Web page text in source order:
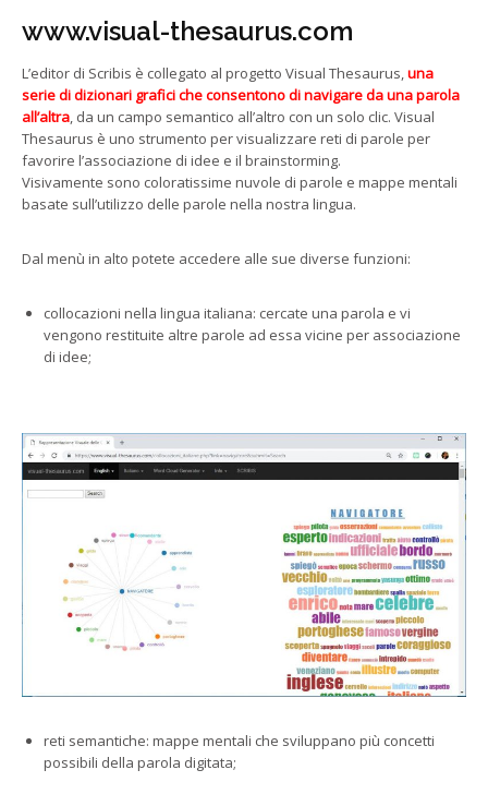
www.visual-thesaurus.com
L’editor di Scribis è collegato al progetto Visual Thesaurus,una
serie di dizionari grafici che consentono di navigare da una parola
all’altra, da un campo semantico all’altro con un solo clic. Visual
Thesaurus è uno strumento per visualizzare reti di parole per
favorire l’associazione di idee e il brainstorming.
Visivamente sono coloratissime nuvole di parole e mappe mentali
basate sull’utilizzo delle parole nella nostra lingua.
Dal menù in alto potete accedere alle sue diverse funzioni:
collocazioni nella lingua italiana: cercate una parola e vi
vengono restituite altre parole ad essa vicine per associazione
di idee;
reti semantiche: mappe mentali che sviluppano più concetti
possibili della parola digitata;